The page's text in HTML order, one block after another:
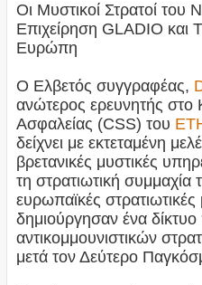
Οι Μυστικοί Στρατοί του
Επιχείρηση GLADIO και
Ευρώπη
Ο Ελβετός συγγραφέας,
ανώτερος ερευνητής στο
Ασφαλείας (CSS) του
δείχνει με εκτεταμένη
βρετανικές μυστικές
τη στρατιωτική συμμαχία
ευρωπαϊκές
δημιούργησαν ένα
αντικομμουνιστικών
μετά τον Δεύτερο